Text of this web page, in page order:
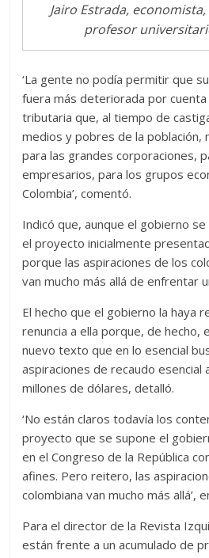
Jairo Estrada,
profesor
‘La gente no podía permitir que
fuera más deteriorada por
tributaria que, al tiempo de
medios y pobres de la población,
para las grandes corporaciones,
empresarios, para los grupos
Colombia’, comentó.
Indicó que, aunque el gobierno
el proyecto inicialmente
porque las aspiraciones de los
van mucho más allá de enfrentar
El hecho que el gobierno la haya
renuncia a ella porque, de hecho,
nuevo texto que en lo esencial
aspiraciones de recaudo esencial
millones de dólares, detalló.
‘No están claros todavía los
proyecto que se supone el
en el Congreso de la República
afines. Pero reitero, las
colombiana van mucho más allá’,
Para el director de la Revista
están frente a un acumulado de